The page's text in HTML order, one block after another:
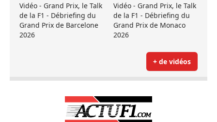
Vidéo - Grand Prix, le Talk
de la F1 - Débriefing du
Grand Prix de Barcelone
2026
Vidéo - Grand Prix, le Talk
de la F1 - Débriefing du
Grand Prix de Monaco
2026
+ de vidéos